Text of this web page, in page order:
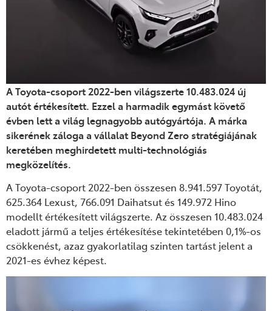
AToyota-csoport 2022-ben világszerte 10.483.024 új
autót értékesített. Ezzela harmadik egymást követő
évben lett a világ legnagyobb autógyártója. A márka
sikerének záloga a vállalat Beyond Zero stratégiájának
keretében meghirdetett multi-technológiás
megközelítés.
A Toyota-csoport 2022-ben összesen 8.941.597 Toyotát,
625.364 Lexust, 766.091 Daihatsutés 149.972 Hino
modellt értékesített világszerte. Az összesen 10.483.024
eladott jármű a teljes értékesítése tekintetében 0,1%-os
csökkenést, azaz gyakorlatilag szinten tartást jelent a
2021-es évhez képest.